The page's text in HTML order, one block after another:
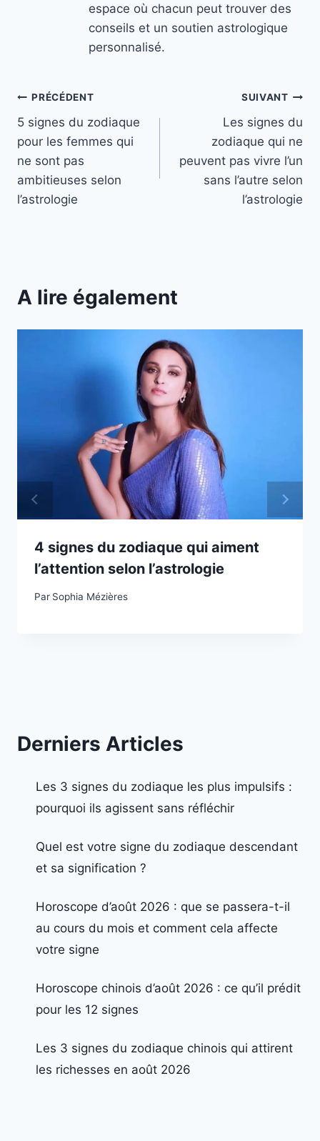
espace où chacun peut trouver des
conseils et un soutien astrologique
personnalisé.
Navigation
de
l’article
PRÉCÉDENT
5 signes du zodiaque
pour les femmes qui
ne sont pas
ambitieuses selon
l’astrologie
SUIVANT
Les signes du
zodiaque qui ne
peuvent pas vivre l’un
sans l’autre selon
l’astrologie
A lire également
4 signes du zodiaque qui aiment
l’attention selon l’astrologie
Par Sophia Mézières
Derniers Articles
Les 3 signes du zodiaque les plus impulsifs :
pourquoi ils agissent sans réfléchir
Quel est votre signe du zodiaque descendant
et sa signification ?
Horoscope d’août 2026 : que se passera-t-il
au cours du mois et comment cela affecte
votre signe
Horoscope chinois d’août 2026 : ce qu’il prédit
pour les 12 signes
Les 3 signes du zodiaque chinois qui attirent
les richesses en août 2026